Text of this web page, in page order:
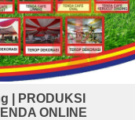
| PRODUKSI
ONLINE